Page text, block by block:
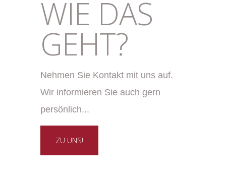
WIE DAS
GEHT?
Nehmen Sie Kontakt mit uns auf.
Wir informieren Sie auch gern
persönlich...
ZU UNS!